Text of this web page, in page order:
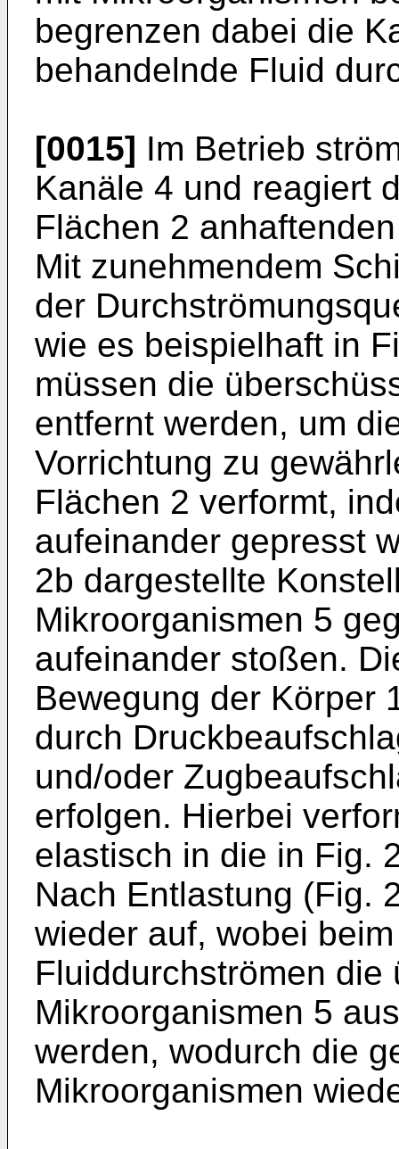
begrenzen dabei die
behandelnde Fluid
[0015] Im Betrieb
Kanäle 4 und reagiert
Flächen 2
Mit zunehmendem
der
wie es beispielhaft in
müssen die
entfernt werden, um
Vorrichtung zu
Flächen 2 verformt,
aufeinander gepresst
2b dargestellte
Mikroorganismen 5
aufeinander stoßen.
Bewegung der Körper
durch
und/oder
erfolgen. Hierbei
elastisch in die in Fig.
Nach Entlastung (Fig.
wieder auf, wobei
Fluiddurchströmen die
Mikroorganismen 5
werden, wodurch die
Mikroorganismen